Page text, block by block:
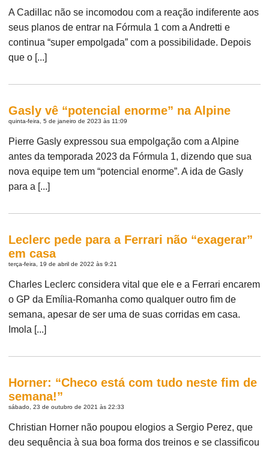
A Cadillac não se incomodou com a reação indiferente aos
seus planos de entrar na Fórmula 1 com a Andretti e
continua “super empolgada” com a possibilidade. Depois
que o [...]
Gasly vê “potencial enorme” na Alpine
quinta-feira, 5 de janeiro de 2023 às 11:09
Pierre Gasly expressou sua empolgação com a Alpine
antes da temporada 2023 da Fórmula 1, dizendo que sua
nova equipe tem um “potencial enorme”. A ida de Gasly
para a [...]
Leclerc pede para a Ferrari não “exagerar”
em casa
terça-feira, 19 de abril de 2022 às 9:21
Charles Leclerc considera vital que ele e a Ferrari encarem
o GP da Emília-Romanha como qualquer outro fim de
semana, apesar de ser uma de suas corridas em casa.
Imola [...]
Horner: “Checo está com tudo neste fim de
semana!”
sábado, 23 de outubro de 2021 às 22:33
Christian Horner não poupou elogios a Sergio Perez, que
deu sequência à sua boa forma dos treinos e se classificou